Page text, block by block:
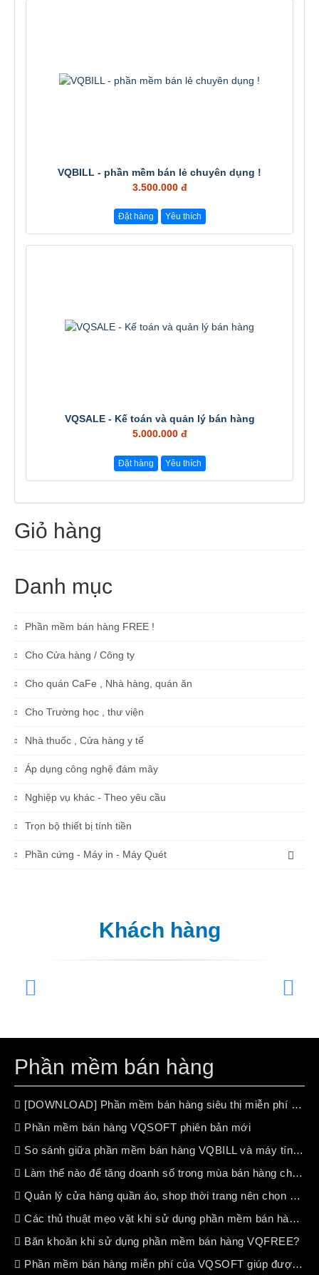
VQBILL - phần mềm bán lẻ chuyên dụng !
3.500.000 đ
Đặt hàng Yêu thích
VQSALE - Kế toán và quản lý bán hàng
5.000.000 đ
Đặt hàng Yêu thích
Giỏ hàng
Danh mục
Phần mềm bán hàng FREE !
Cho Cửa hàng / Công ty
Cho quán CaFe , Nhà hàng, quán ăn
Cho Trường học , thư viện
Nhà thuốc , Cửa hàng y tế
Áp dụng công nghệ đám mây
Nghiệp vụ khác - Theo yêu cầu
Trọn bộ thiết bị tính tiền
Phần cứng - Máy in - Máy Quét
Khách hàng
Phần mềm bán hàng
[DOWNLOAD] Phần mềm bán hàng siêu thị miễn phí (free 100%)
Phần mềm bán hàng VQSOFT phiên bản mới
So sánh giữa phần mềm bán hàng VQBILL và máy tính tiền chuyên dụng
Làm thế nào để tăng doanh số trong mùa bán hàng chậm ?
Quản lý cửa hàng quần áo, shop thời trang nên chọn phần mềm bán hàng nào?
Các thủ thuật mẹo vặt khi sử dụng phần mềm bán hàng VQSOFT
Băn khoăn khi sử dụng phần mềm bán hàng VQFREE?
Phần mềm bán hàng miễn phí của VQSOFT giúp được gì cho bạn ?